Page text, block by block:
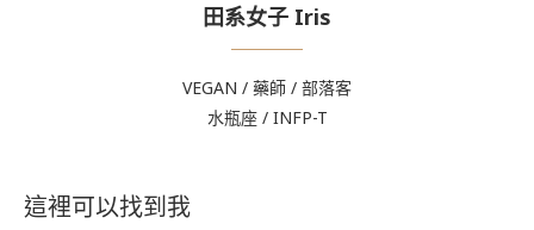
田系女子 Iris
VEGAN / 藥師 / 部落客
水瓶座 / INFP-T
這裡可以找到我